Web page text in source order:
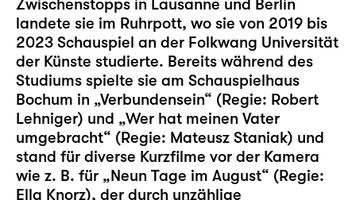
Zwischenstopps in Lausanne und Berlin
landete sie im Ruhrpott, wo sie von 2019 bis
2023 Schauspiel an der Folkwang Universität
der Künste studierte. Bereits während des
Studiums spielte sie am Schauspielhaus
Bochum in „Verbundensein“ (Regie: Robert
Lehniger) und „Wer hat meinen Vater
umgebracht“ (Regie: Mateusz Staniak) und
stand für diverse Kurzfilme vor der Kamera
wie z. B. für „Neun Tage im August“ (Regie:
Ella Knorz), der durch unzählige